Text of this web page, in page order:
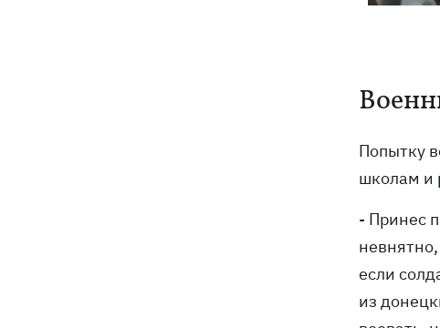
Попытку
школам и
- Принес
если
из